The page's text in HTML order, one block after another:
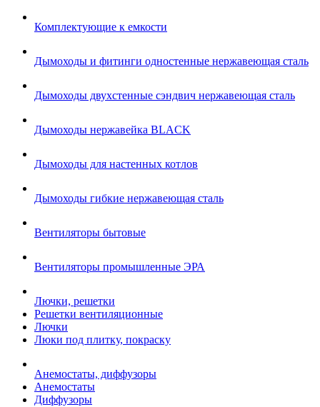
Комплектующие к емкости
Дымоходы и фитинги одностенные нержавеющая сталь
Дымоходы двухстенные сэндвич нержавеющая сталь
Дымоходы нержавейка BLACK
Дымоходы для настенных котлов
Дымоходы гибкие нержавеющая сталь
Вентиляторы бытовые
Вентиляторы промышленные ЭРА
Лючки, решетки
Решетки вентиляционные
Лючки
Люки под плитку, покраску
Анемостаты, диффузоры
Анемостаты
Диффузоры